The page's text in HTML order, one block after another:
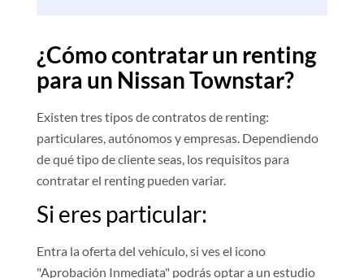
¿Cómo contratar un renting
para un Nissan Townstar?
Existen tres tipos de contratos de renting:
particulares, autónomos y empresas. Dependiendo
de qué tipo de cliente seas, los requisitos para
contratar el renting pueden variar.
Si eres particular:
Entra la oferta del vehículo, si ves el icono
"Aprobación Inmediata" podrás optar a un estudio